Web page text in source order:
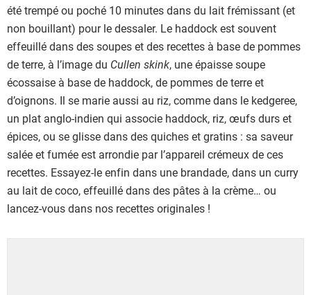
été trempé ou poché 10 minutes dans du lait frémissant (et
non bouillant) pour le dessaler. Le haddock est souvent
effeuillé dans des soupes et des recettes à base de pommes
de terre, à l’image du Cullen skink, une épaisse soupe
écossaise à base de haddock, de pommes de terre et
d’oignons. Il se marie aussi au riz, comme dans le kedgeree,
un plat anglo-indien qui associe haddock, riz, œufs durs et
épices, ou se glisse dans des quiches et gratins : sa saveur
salée et fumée est arrondie par l’appareil crémeux de ces
recettes. Essayez-le enfin dans une brandade, dans un curry
au lait de coco, effeuillé dans des pâtes à la crème… ou
lancez-vous dans nos recettes originales !